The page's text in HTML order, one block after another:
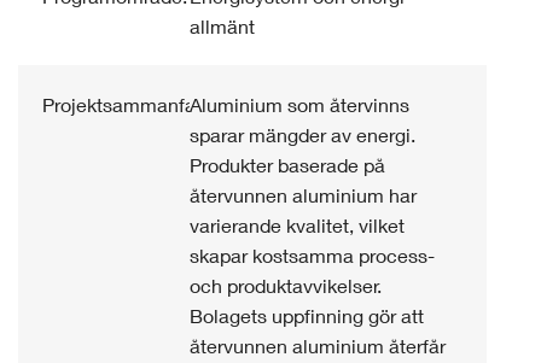
allmänt
Projektsammanfattning:Aluminium som återvinns
sparar mängder av energi.
Produkter baserade på
återvunnen aluminium har
varierande kvalitet, vilket
skapar kostsamma process-
och produktavvikelser.
Bolagets uppfinning gör att
återvunnen aluminium återfår